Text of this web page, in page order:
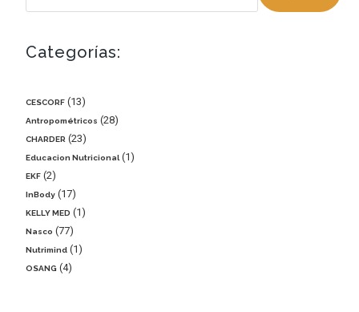
Categorías:
CESCORF 13
Antropométricos 28
CHARDER 23
Educacion Nutricional 1
EKF 2
InBody 17
KELLY MED 1
Nasco 77
Nutrimind 1
OSANG 4